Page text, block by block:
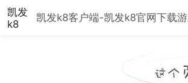
凯发
k8
凯发k8客户端-凯发k8官网下载